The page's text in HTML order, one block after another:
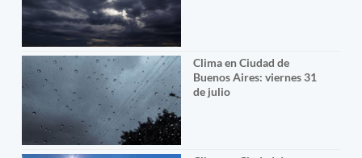
Clima en Ciudad de
Buenos Aires: viernes 31
de julio